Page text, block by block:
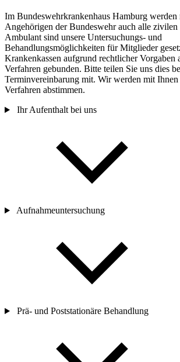
Im Bundeswehrkrankenhaus Hamburg werden
Angehörigen der Bundeswehr auch alle zivilen
Ambulant sind unsere Untersuchungs- und
Behandlungsmöglichkeiten für Mitglieder
Krankenkassen aufgrund rechtlicher Vorgaben
Verfahren gebunden. Bitte teilen Sie uns dies
Terminvereinbarung mit. Wir werden mit Ihnen
Verfahren abstimmen.
Ihr Aufenthalt bei uns
Aufnahmeuntersuchung
Prä- und Poststationäre Behandlung